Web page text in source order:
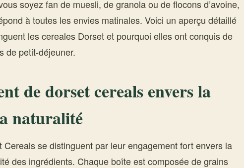
soyez fan de muesli, de granola ou de flocons d’avoine,
à toutes les envies matinales. Voici un aperçu détaillé
les cereales Dorset et pourquoi elles ont conquis de
de petit-déjeuner.
de dorset cereals envers la
naturalité
Cereals se distinguent par leur engagement fort envers la
des ingrédients. Chaque boîte est composée de grains